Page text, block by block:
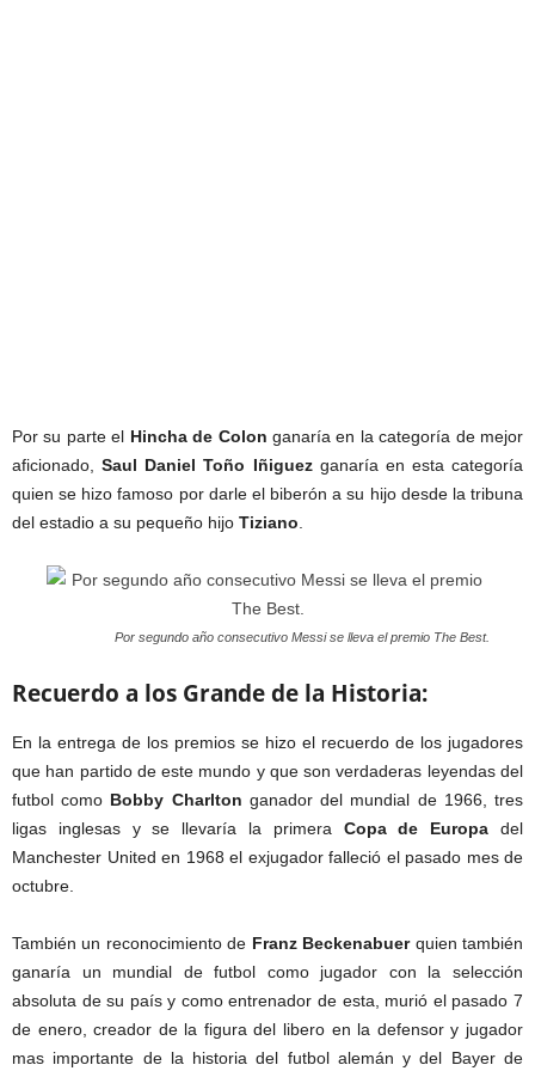
Por su parte el Hincha de Colon ganaría en la categoría de mejor
aficionado,Saul Daniel Toño Iñiguezganaría en esta categoría
quien se hizo famoso por darle el biberón a su hijo desde la tribuna
del estadio a su pequeño hijo Tiziano
Por segundo año consecutivo Messi se lleva el premio The Best.
Recuerdo a los Grande de la Historia:
En la entrega de los premios se hizo el recuerdo de los jugadores
que han partido de este mundo y que son verdaderas leyendas del
futbol como Bobby Charlton ganador del mundial de 1966, tres
ligas inglesas y se llevaría la primera Copa de Europa del
Manchester United en 1968 el exjugador falleció el pasado mes de
octubre.
También un reconocimiento de Franz Beckenabuerquien también
ganaría un mundial de futbol como jugador con la selección
absoluta de su país y como entrenador de esta, murió el pasado 7
de enero, creador de la figura del libero en la defensor y jugador
mas importante de la historia del futbol alemán y del Bayer de